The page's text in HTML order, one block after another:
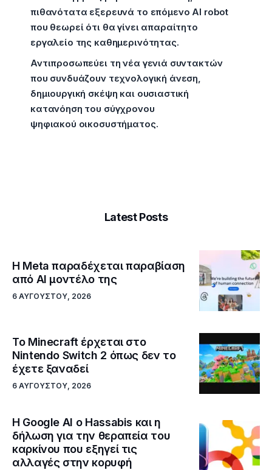
πιθανότατα εξερευνά το επόμενο AI robot
που θεωρεί ότι θα γίνει απαραίτητο
εργαλείο της καθημερινότητας.
Αντιπροσωπεύει τη νέα γενιά συντακτών
που συνδυάζουν τεχνολογική άνεση,
δημιουργική σκέψη και ουσιαστική
κατανόηση του σύγχρονου
ψηφιακού οικοσυστήματος.
Latest Posts
Η Meta παραδέχεται παραβίαση
από AI μοντέλο της
6 ΑΥΓΟΎΣΤΟΥ, 2026
Το Minecraft έρχεται στο
Nintendo Switch 2 όπως δεν το
έχετε ξαναδεί
6 ΑΥΓΟΎΣΤΟΥ, 2026
Η Google ΑΙ ο Hassabis και η
δήλωση για την θεραπεία του
καρκίνου που εξηγεί τις
αλλαγές στην κορυφή